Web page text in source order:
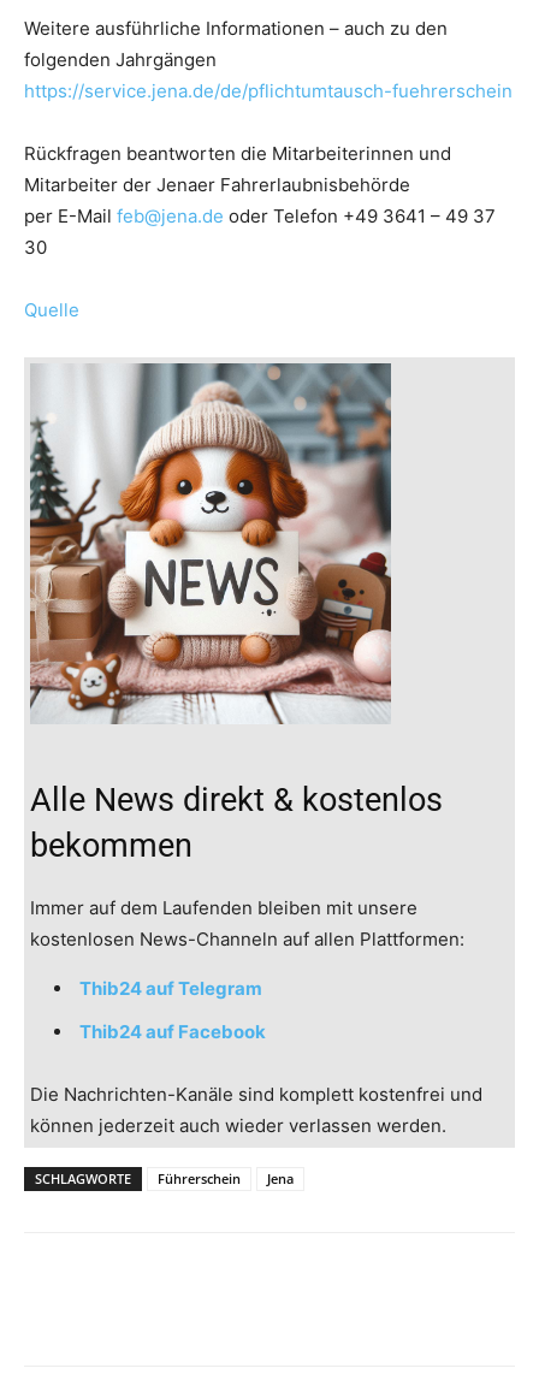
Weitere ausführliche Informationen – auch zu den
folgenden Jahrgängen
https://service.jena.de/de/pflichtumtausch-fuehrerschein
Rückfragen beantworten die Mitarbeiterinnen und
Mitarbeiter der Jenaer Fahrerlaubnisbehörde
per E-Mail feb@jena.de oder Telefon +49 3641 – 49 37
30
Quelle
Alle News direkt & kostenlos
bekommen
Immer auf dem Laufenden bleiben mit unsere
kostenlosen News-Channeln auf allen Plattformen:
Thib24 auf Telegram
Thib24 auf Facebook
Die Nachrichten-Kanäle sind komplett kostenfrei und
können jederzeit auch wieder verlassen werden.
SCHLAGWORTE Führerschein Jena